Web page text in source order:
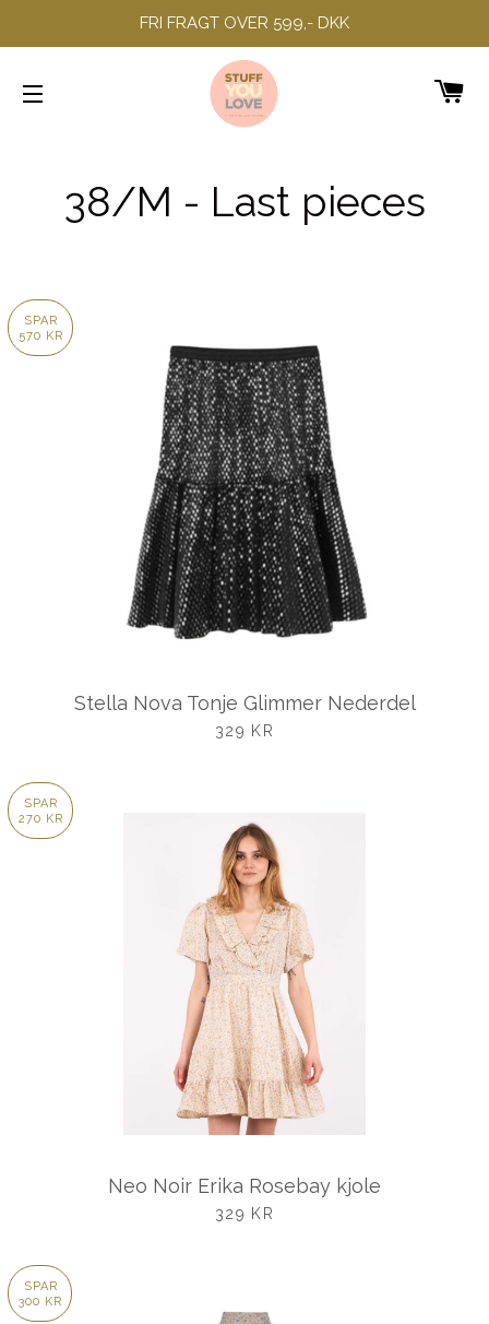
FRI FRAGT OVER 599,- DKK
38/M - Last pieces
SPAR
570 KR
Stella Nova Tonje Glimmer Nederdel
UDSALGSPRIS
329 KR
SPAR
270 KR
Neo Noir Erika Rosebay kjole
UDSALGSPRIS
329 KR
SPAR
300 KR